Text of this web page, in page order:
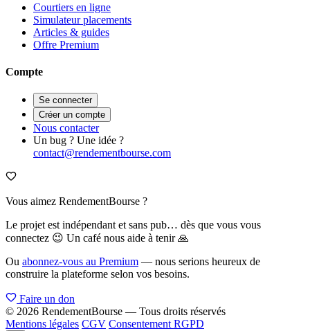
Courtiers en ligne
Simulateur placements
Articles & guides
Offre Premium
Compte
Se connecter
Créer un compte
Nous contacter
Un bug ? Une idée ?
contact@rendementbourse.com
Vous aimez RendementBourse ?
Le projet est indépendant et sans pub… dès que vous vous
connectez 😉 Un café nous aide à tenir 🙏
Ou abonnez-vous au Premium — nous serions heureux de
construire la plateforme selon vos besoins.
Faire un don
© 2026 RendementBourse — Tous droits réservés
Mentions légales CGV Consentement RGPD